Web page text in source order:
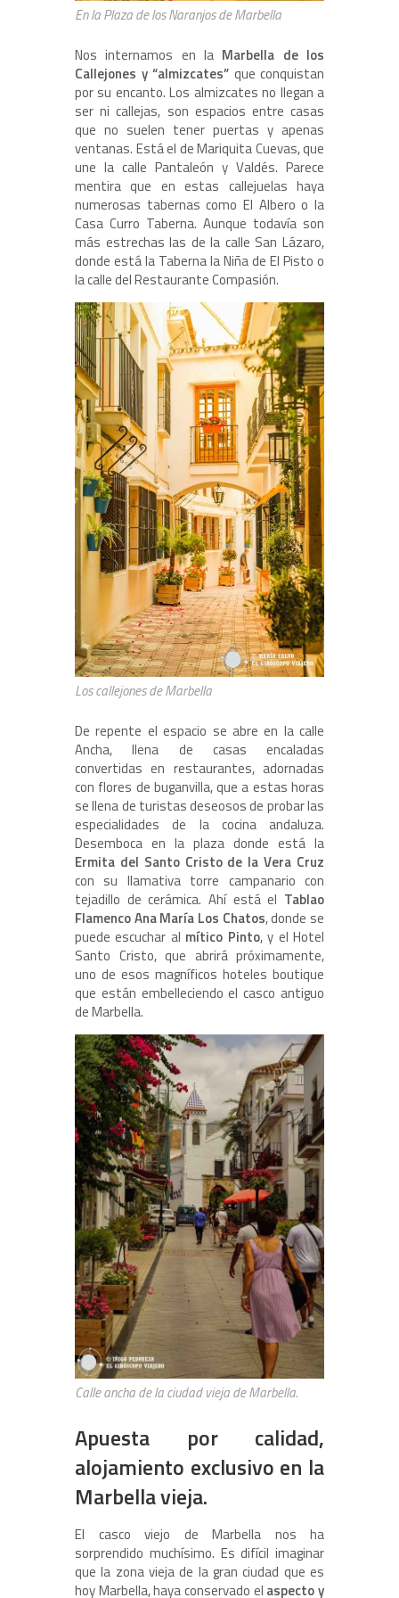
En la Plaza de los Naranjos de Marbella
Nos internamos en la Marbella de los
Callejones y “almizcates” que conquistan
por su encanto. Los almizcates no llegan a
ser ni callejas, son espacios entre casas
que no suelen tener puertas y apenas
ventanas. Está el de Mariquita Cuevas, que
une la calle Pantaleón y Valdés. Parece
mentira que en estas callejuelas haya
numerosas tabernas como El Albero o la
Casa Curro Taberna. Aunque todavía son
más estrechas las de la calle San Lázaro,
donde está la Taberna la Niña de El Pisto o
la calle del Restaurante Compasión.
Los callejones de Marbella
De repente el espacio se abre en la calle
Ancha, llena de casas encaladas
convertidas en restaurantes, adornadas
con flores de buganvilla, que a estas horas
se llena de turistas deseosos de probar las
especialidades de la cocina andaluza.
Desemboca en la plaza donde está la
Ermita del Santo Cristo de la Vera Cruz
con su llamativa torre campanario con
tejadillo de cerámica. Ahí está el Tablao
Flamenco Ana María Los Chatos, donde se
puede escuchar al mítico Pinto, y el Hotel
Santo Cristo, que abrirá próximamente,
uno de esos magníficos hoteles boutique
que están embelleciendo el casco antiguo
de Marbella.
Calle ancha de la ciudad vieja de Marbella.
Apuesta por calidad,
alojamiento exclusivo en la
Marbella vieja.
El casco viejo de Marbella nos ha
sorprendido muchísimo. Es difícil imaginar
que la zona vieja de la gran ciudad que es
hoy Marbella, haya conservado el aspecto y